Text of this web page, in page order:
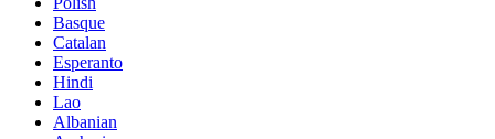
Basque
Catalan
Esperanto
Hindi
Lao
Albanian